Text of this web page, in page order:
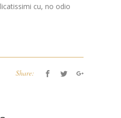
cu, no odio
Share: